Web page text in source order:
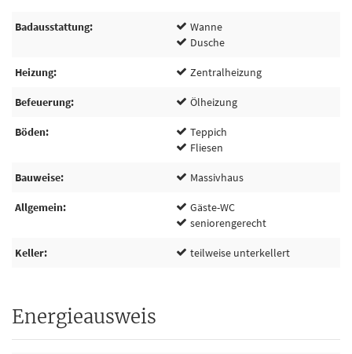
Badausstattung
Wanne
Dusche
Heizung Zentralheizung
Befeuerung Ölheizung
Böden
Teppich
Fliesen
Bauweise Massivhaus
Allgemein
Gäste-WC
seniorengerecht
Keller teilweise unterkellert
Energieausweis